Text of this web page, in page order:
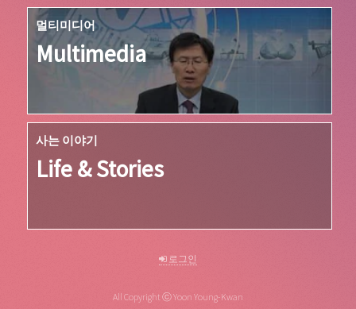
멀티미디어
Multimedia
사는 이야기
Life & Stories
로그인
All Copyright ⓒ Yoon Young-Kwan